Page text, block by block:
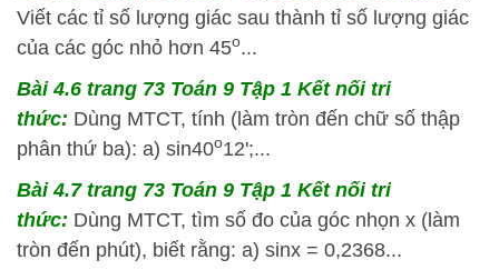
Viết các tỉ số lượng giác sau thành tỉ số lượng giác
của các góc nhỏ hơn 45o...
Bài 4.6 trang 73 Toán 9 Tập 1 Kết nối tri
thức: Dùng MTCT, tính (làm tròn đến chữ số thập
phân thứ ba): a) sin40o12';...
Bài 4.7 trang 73 Toán 9 Tập 1 Kết nối tri
thức: Dùng MTCT, tìm số đo của góc nhọn x (làm
tròn đến phút), biết rằng: a) sinx = 0,2368...